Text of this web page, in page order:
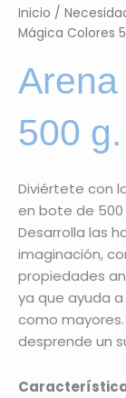
Inicio /
Mágica Colores
500 g.
Diviértete con
en bote de
Desarrolla las
imaginación,
propiedades
ya que ayuda
como
desprende un